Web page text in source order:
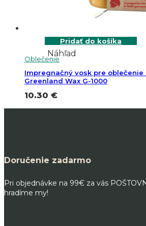
Pridať do košíka
Náhľad
Oblečenie
Impregnačný vosk pre oblečenie
Greenland Wax G-1000
10.30 €
Doručenie zadarmo
Pri objednávke na 99€ za vás
hradíme my!